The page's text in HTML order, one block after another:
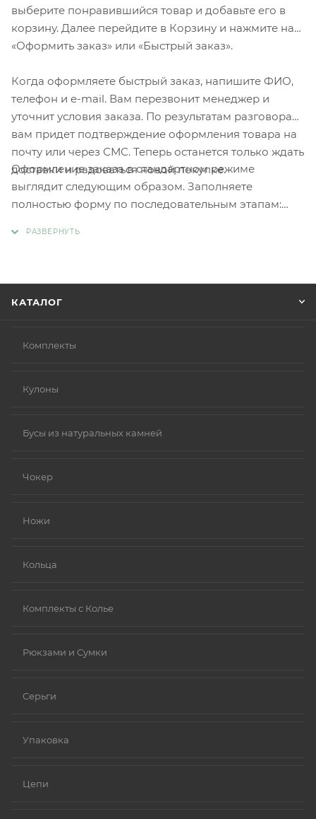
выберите понравившийся товар и добавьте его в
корзину. Далее перейдите в Корзину и нажмите на
«Оформить заказ» или «Быстрый заказ».
Когда оформляете быстрый заказ, напишите ФИО,
телефон и e-mail. Вам перезвонит менеджер и
уточнит условия заказа. По результатам разговора
вам придет подтверждение оформления товара на
почту или через СМС. Теперь останется только ждать
доставки и радоваться новой покупке.
Оформление заказа в стандартном режиме
выглядит следующим образом. Заполняете
полностью форму по последовательным этапам:
КАТАЛОГ
Комплекты
Кулоны
Бусы из натуральных камней
Чокер
Ножи
Кольца
Комплекты с Колье
Рюкзами и Сумки
Серьги
Упаковка
Цепи